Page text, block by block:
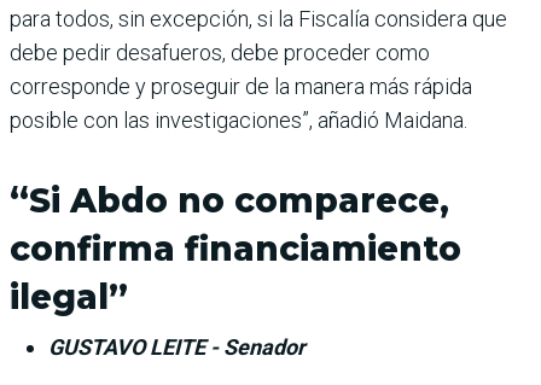
para todos, sin excepción, si la Fiscalía considera que
debe pedir desafueros, debe proceder como
corresponde y proseguir de la manera más rápida
posible con las investigaciones”, añadió Maidana.
“Si Abdo no comparece,
confirma financiamiento
ilegal”
GUSTAVO LEITE - Senador